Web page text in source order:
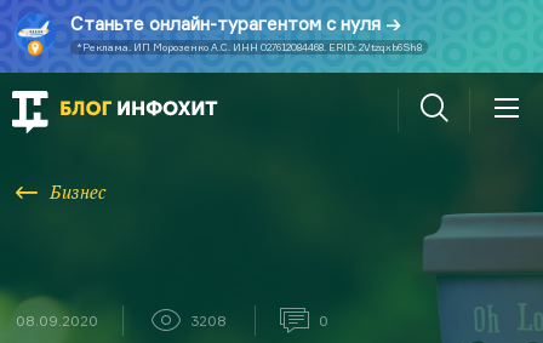
Станьте онлайн-турагентом с нуля
*Реклама. ИП Морозенко А.С. ИНН 027612084468. ERID: 2Vtzqxb6Sh8
Бизнес
08.09.2020 3208 0